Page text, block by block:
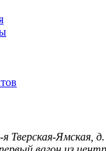
Тверская-Ямская,